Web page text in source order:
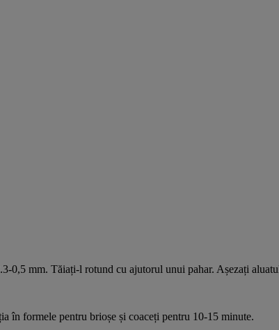
0,5 mm. Tăiați-l rotund cu ajutorul unui pahar. Așezați
în formele pentru brioșe și coaceți pentru 10-15 minute.